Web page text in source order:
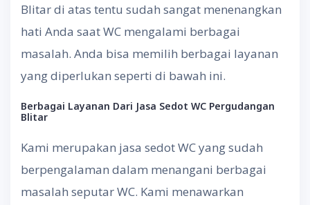
Blitar di atas tentu sudah sangat menenangkan
hati Anda saat WC mengalami berbagai
masalah. Anda bisa memilih berbagai layanan
yang diperlukan seperti di bawah ini.
Berbagai Layanan Dari Jasa Sedot WC Pergudangan
Blitar
Kami merupakan jasa sedot WC yang sudah
berpengalaman dalam menangani berbagai
masalah seputar WC. Kami menawarkan